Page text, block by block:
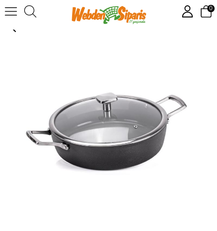
0
Moneta Armonia Finegres Kısa Tencere 28 cm + Kapak